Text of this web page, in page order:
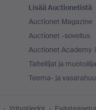
Lisää Auctionetistä
Auctionet Magazine
Auctionet -sovellus
Auctionet Academy
Taiteilijat ja
Teema- ja